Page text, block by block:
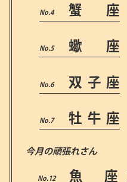
蟹 座
蠍 座
双子座
牡牛座
今月の頑張れさん
魚 座